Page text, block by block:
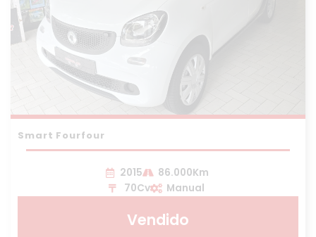
Smart Fourfour
2015
86.000Km
70Cv
Manual
Vendido